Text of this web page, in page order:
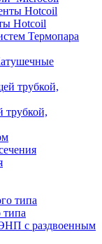
Hotcoil
Термопара
трубкой,
типа
с раздвоенным